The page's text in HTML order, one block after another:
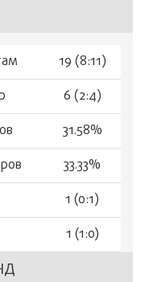
19 (8:11)
6 (2:4)
31.58%
33.33%
1 (0:1)
1 (1:0)